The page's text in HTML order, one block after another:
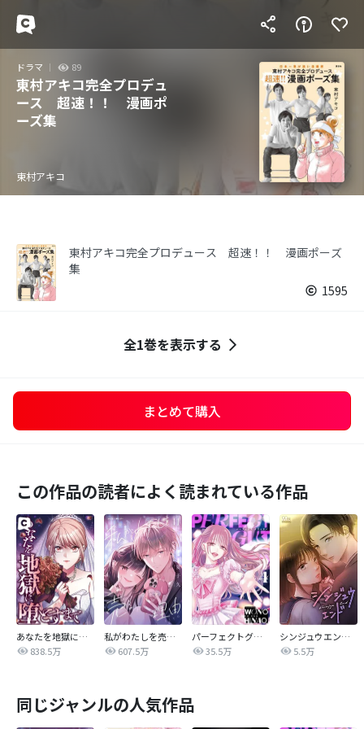
ドラマ 89
東村アキコ完全プロデュ
ース 超速！！ 漫画ポ
ーズ集
東村アキコ
東村アキコ完全プロデュース 超速！！ 漫画ポーズ
集
1595
全1巻を表示する
まとめて購入
この作品の読者によく読まれている作品
あなたを地獄に堕とすまで
838.5万
私がわたしを売る理由
607.5万
パーフェクトグリッター
35.5万
シンジュウエンド【タテヨミ】
5.5万
同じジャンルの人気作品